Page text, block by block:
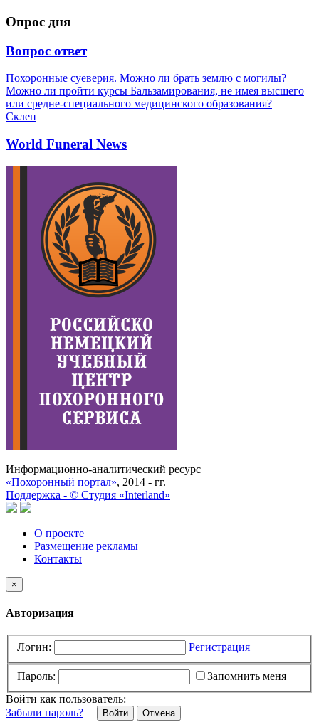
Опрос дня
Вопрос ответ
Похоронные суеверия. Можно ли брать землю с могилы?
Можно ли пройти курсы Бальзамирования, не имея высшего
или средне-специального медицинского образования?
Склеп
World Funeral News
Информационно-аналитический ресурс
«Похоронный портал», 2014 - гг.
Поддержка - © Cтудия «Interland»
О проекте
Размещение рекламы
Контакты
×
Авторизация
Логин: Регистрация
Пароль:
Запомнить меня
Войти как пользователь:
Забыли пароль?
Отмена